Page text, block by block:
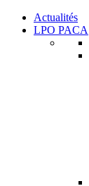
Actualités
LPO PACA